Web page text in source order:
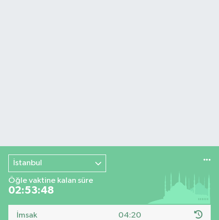
İstanbul
Öğle vaktine kalan süre
02:53:47
İmsak 04:20